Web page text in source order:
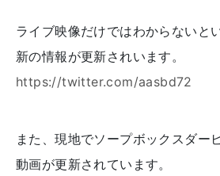
ライブ映像だけではわからないと
新の情報が更新されいます。
https://twitter.com/aasbd72
また、現地でソープボックスダー
動画が更新されています。